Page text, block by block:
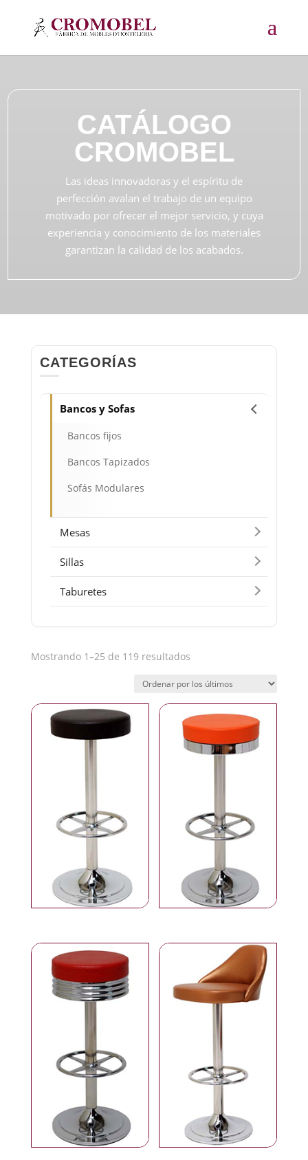
CATÁLOGO
CROMOBEL
Las ideas innovadoras y el espíritu de
perfección avalan el trabajo de un equipo
motivado por ofrecer el mejor servicio, y cuya
experiencia y conocimiento de los materiales
garantizan la calidad de los acabados.
CATEGORÍAS
Bancos y Sofas
Bancos fijos
Bancos Tapizados
Sofás Modulares
Mesas
Sillas
Taburetes
Mostrando 1–25 de 119 resultadosOrdenado
los
últimos